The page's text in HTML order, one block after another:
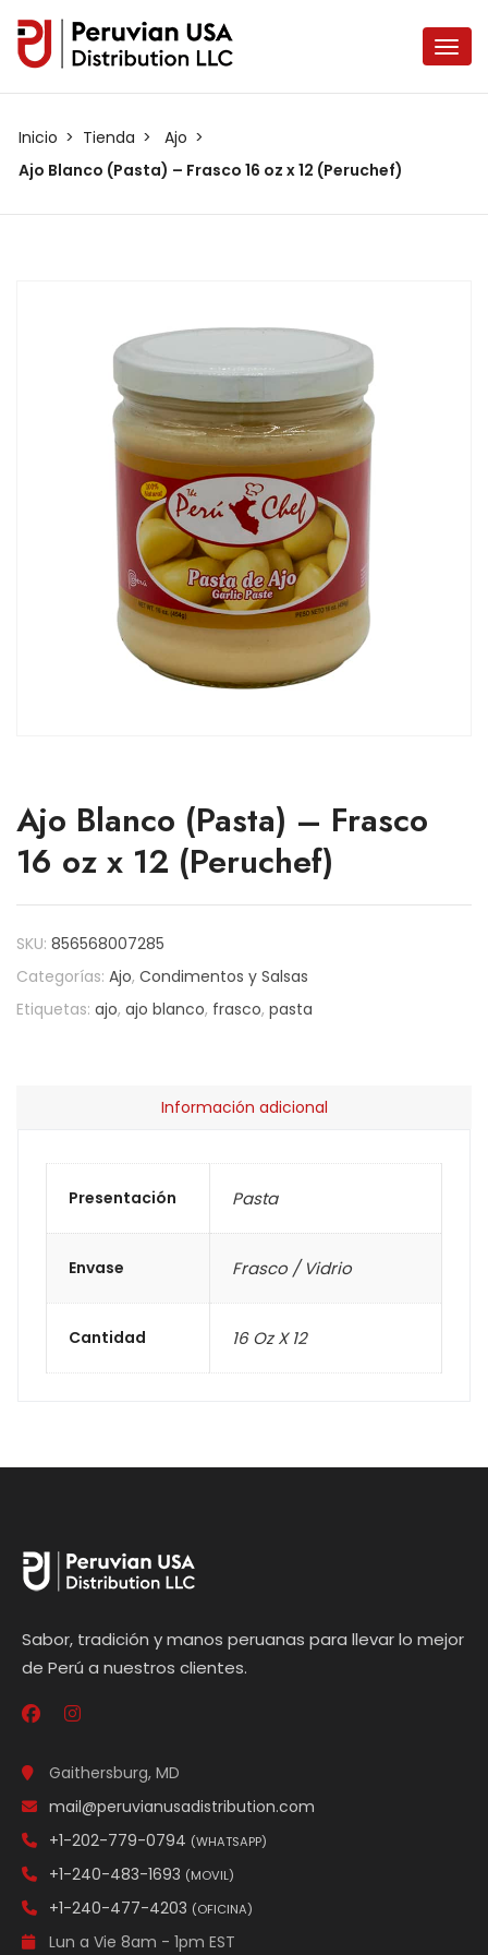
Inicio Tienda
Ajo
Ajo Blanco (Pasta) – Frasco 16 oz x 12 (Peruchef)
Ajo Blanco (Pasta) – Frasco
16 oz x 12 (Peruchef)
SKU: 856568007285
Categorías: Ajo, Condimentos y Salsas
Etiquetas: ajo, ajo blanco, frasco, pasta
Información adicional
Presentación Pasta
Envase Frasco / Vidrio
Cantidad 16 Oz X 12
Sabor, tradición y manos peruanas para llevar lo mejor
de Perú a nuestros clientes.
Gaithersburg, MD
mail@peruvianusadistribution.com
+1-202-779-0794 (WHATSAPP)
+1-240-483-1693 (MOVIL)
+1-240-477-4203 (OFICINA)
Lun a Vie 8am - 1pm EST